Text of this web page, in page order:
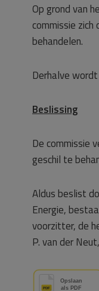
Op grond van
commissie
behandelen.
Derhalve
Beslissing
De commissie
geschil te
Aldus beslist
Energie,
voorzitter, de
P. van der